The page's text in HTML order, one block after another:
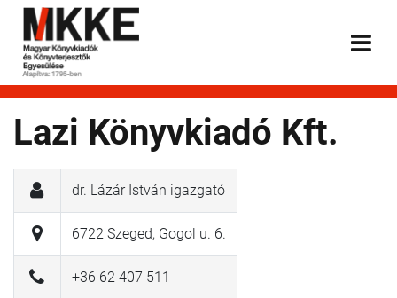
Lazi Könyvkiadó Kft.
dr. Lázár István igazgató
6722 Szeged, Gogol u. 6.
+36 62 407 511